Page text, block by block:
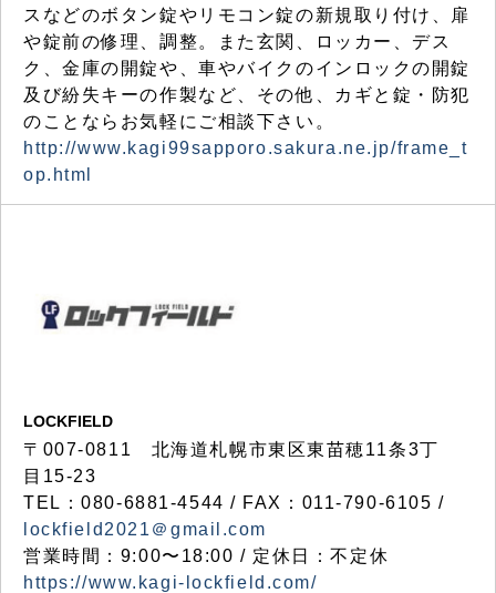
スなどのボタン錠やリモコン錠の新規取り付け、扉
や錠前の修理、調整。また玄関、ロッカー、デス
ク、金庫の開錠や、車やバイクのインロックの開錠
及び紛失キーの作製など、その他、カギと錠・防犯
のことならお気軽にご相談下さい。
http://www.kagi99sapporo.sakura.ne.jp/frame_t
op.html
LOCKFIELD
〒007-0811 北海道札幌市東区東苗穂11条3丁
目15-23
TEL：080-6881-4544 / FAX：011-790-6105 /
lockfield2021＠gmail.com
営業時間：9:00〜18:00 / 定休日：不定休
https://www.kagi-lockfield.com/